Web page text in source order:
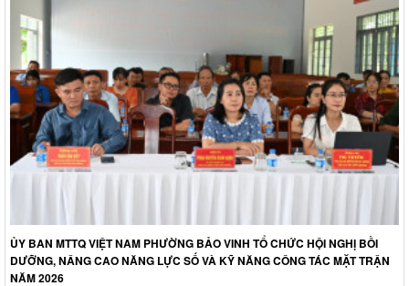
ỦY BAN MTTQ VIỆT NAM PHƯỜNG BẢO VINH TỔ CHỨC HỘI NGHỊ BỒI
DƯỠNG, NÂNG CAO NĂNG LỰC SỐ VÀ KỸ NĂNG CÔNG TÁC MẶT TRẬN
NĂM 2026